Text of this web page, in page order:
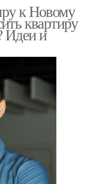
к Новому
квартиру
Идеи и